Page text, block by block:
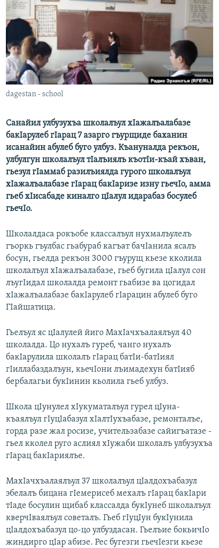
РАСПИСАНИЕ ВЕЩАНИЯ
ПОДПИШИТЕСЬ НА РАССЫЛКУ
СОЦИАЛЬНЫЕ СЕТИ
Все сайты РСЕ/РС
dagestan - school
Санайил улбузухъа школалъул хIажалъалабазе
бакIарулеб гIарац 7 азарго гъурщиде баханин
исанайин абулеб буго улбуз. Къануналда рекъон,
улбулгун школалъул тIалъиялъ къотIи-къай хъван,
гьезул гIаммаб разилъиялда гурого школалъул
хIажалъалабазе гIарац бакIаризе изну гьечIо, амма
гьеб хIисабаде киналго цIалул идарабаз босулеб
гьечIо.
Школалдаса рокъобе классалъул нухмалъулелъ
гъоркь гъулбас гьабураб кагъат бачIанила ясалъ
босун, гьелда рекъон 3000 гъурущ кьезе кколила
школалъул хIажалъалабазе, гьеб бугила цIалул сон
лъугIидал школалда ремонт гьабизе ва цогидал
хIажалъалабазе бакIарулеб гIарацин абулеб буго
ГIайшатица.
Гьелъул яс цIалулей йиго МахIачхъалаялъул 40
школалда. Цо нухалъ гуреб, чанго нухалъ
бакIарулила школалъ гIарац батIи-батIиял
гIиллабаздалъун, кьечIони лъимадехун батIияб
бербалагьи букIинин кьолила гьеб улбуз.
Школа цIунулел хIукуматалъул гурел цIуна-
къаялъул гIуцIабазул хIалтIухъабазе, ремонталъе,
горда разе жал росизе, учительзабазе сайигъатазе -
гьел кколел руго аслиял хIужаби школалъ улбузухъа
гIарац бакIариялъе.
МахIачхъалаялъул 37 школалъул цIалдохъабазул
эбелалъ бицана гIемерисеб мехалъ гIарац бакIари
тIаде босулин щибаб классалда букIунеб школалъул
кверчIваялъул советалъ. Гьеб гIуцIун букIунила
цIалдохъабазул цо-цо улбуздасан. Гьелъие бокьичIо
жиндирго цIар абизе. Рес бугезги гьечIезги кьезе